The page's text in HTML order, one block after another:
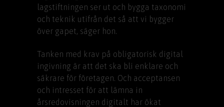
lagstiftningen ser ut och bygga taxonomi
och teknik utifrån det så att vi bygger
över gapet, säger hon.
Tanken med krav på obligatorisk digital
ingivning är att det ska bli enklare och
säkrare för företagen. Och acceptansen
och intresset för att lämna in
årsredovisningen digitalt har ökat